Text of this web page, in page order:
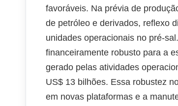
favoráveis. Na prévia de
de petróleo e derivados, reflexo
unidades operacionais no pré-
financeiramente robusto para a
gerado pelas atividades
US$ 13 bilhões. Essa robustez
em novas plataformas e a